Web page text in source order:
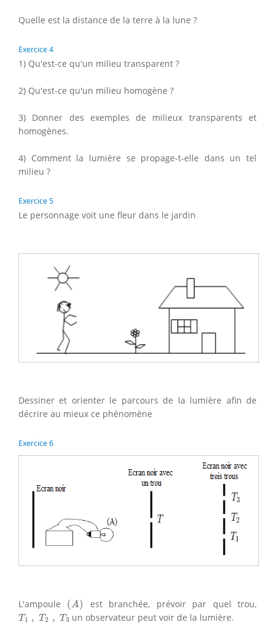
Quelle est la distance de la terre à la lune ?
Exercice 4
1) Qu'est-ce qu'un milieu transparent ?
2) Qu'est-ce qu'un milieu homogène ?
3) Donner des exemples de milieux transparents et
homogènes.
4) Comment la lumière se propage-t-elle dans un tel
milieu ?
Exercice 5
Le personnage voit une fleur dans le jardin
Dessiner et orienter le parcours de la lumière afin de
décrire au mieux ce phénomène
Exercice 6
L'ampoule (A)
(A) est branchée, prévoir par quel trou,
T1 , T2 , T3
T1 T2 3 un observateur peut voir de la lumière.